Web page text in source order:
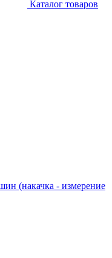
Каталог товаров
(накачка - измерение